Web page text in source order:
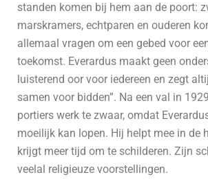
standen komen bij hem aan de poort:
marskramers, echtparen en ouderen
allemaal vragen om een gebed voor
toekomst. Everardus maakt geen
luisterend oor voor iedereen en zegt
samen voor bidden”. Na een val in
portiers werk te zwaar, omdat
moeilijk kan lopen. Hij helpt mee in de
krijgt meer tijd om te schilderen. Zijn
veelal religieuze voorstellingen.